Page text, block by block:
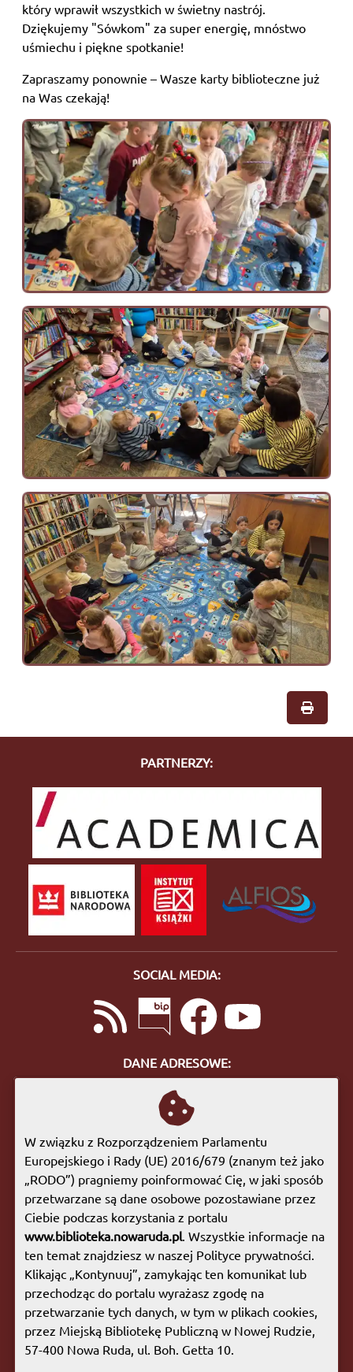
który wprawił wszystkich w świetny nastrój. ​
Dziękujemy "Sówkom" za super energię, mnóstwo
uśmiechu i piękne spotkanie!
Zapraszamy ponownie – Wasze karty biblioteczne już
na Was czekają!
PARTNERZY:
SOCIAL MEDIA:
DANE ADRESOWE:
ul. Bohaterów Getta 10
57-400 Nowa Ruda
tel. 74 872 46 96
biuro@biblioteka.nowaruda.pl
GODZINY OTWARCIA:
Poniedziałek:
09:00 - 17:00
Wtorek:
09:00 - 17:00
Środa:
09:00 - 17:00
Czwartek:
08:00 - 15:30
Piątek:
09:00 - 17:00
Sobota:
08:00 - 13:00
Mapa witryny| Polityka prywatności
W związku z Rozporządzeniem Parlamentu
Europejskiego i Rady (UE) 2016/679 (znanym też jako
„RODO”) pragniemy poinformować Cię, w jaki sposób
przetwarzane są dane osobowe pozostawiane przez
Ciebie podczas korzystania z portalu
www.biblioteka.nowaruda.pl. Wszystkie informacje na
ten temat znajdziesz w naszej Polityce prywatności.
Klikając „Kontynuuj”, zamykając ten komunikat lub
przechodząc do portalu wyrażasz zgodę na
przetwarzanie tych danych, w tym w plikach cookies,
przez Miejską Bibliotekę Publiczną w Nowej Rudzie,
57-400 Nowa Ruda, ul. Boh. Getta 10.